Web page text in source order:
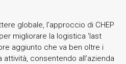
globale, l’approccio di CHEP
migliorare la logistica ‘last
aggiunto che va ben oltre i
consentendo all’azienda